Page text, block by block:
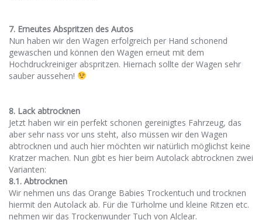
7. Erneutes Abspritzen des Autos
Nun haben wir den Wagen erfolgreich per Hand schonend
gewaschen und können den Wagen erneut mit dem
Hochdruckreiniger abspritzen. Hiernach sollte der Wagen sehr
sauber aussehen!
8. Lack abtrocknen
Jetzt haben wir ein perfekt schonen gereinigtes Fahrzeug, das
aber sehr nass vor uns steht, also müssen wir den Wagen
abtrocknen und auch hier möchten wir natürlich möglichst keine
Kratzer machen. Nun gibt es hier beim Autolack abtrocknen zwei
Varianten:
8.1. Abtrocknen
Wir nehmen uns das Orange Babies Trockentuch und trocknen
hiermit den Autolack ab. Für die Türholme und kleine Ritzen etc.
nehmen wir das Trockenwunder Tuch von Alclear.